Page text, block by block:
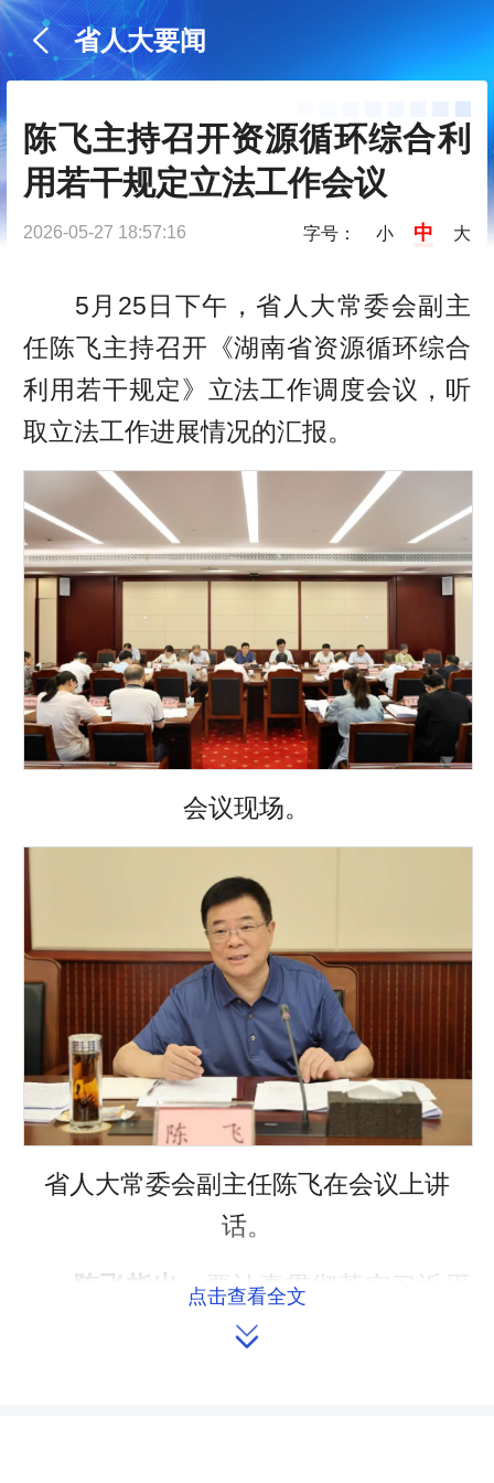
省人大要闻
陈飞主持召开资源循环综合利
用若干规定立法工作会议
2026-05-27 18:57:16 字号： 小 中 大
5月25日下午，省人大常委会副主
任陈飞主持召开《湖南省资源循环综合
利用若干规定》立法工作调度会议，听
取立法工作进展情况的汇报。
会议现场。
省人大常委会副主任陈飞在会议上讲
话。
陈飞指出，要认真贯彻落实习近平
总书记关于资源循环利用的系列重要讲
点击查看全文
